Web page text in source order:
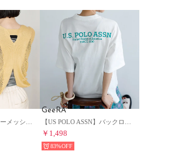
GeeRA
￥1,498
83%